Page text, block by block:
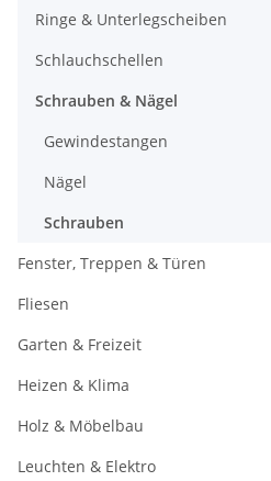
Ringe & Unterlegscheiben
Schlauchschellen
Schrauben & Nägel
Gewindestangen
Nägel
Schrauben
Fenster, Treppen & Türen
Fliesen
Garten & Freizeit
Heizen & Klima
Holz & Möbelbau
Leuchten & Elektro